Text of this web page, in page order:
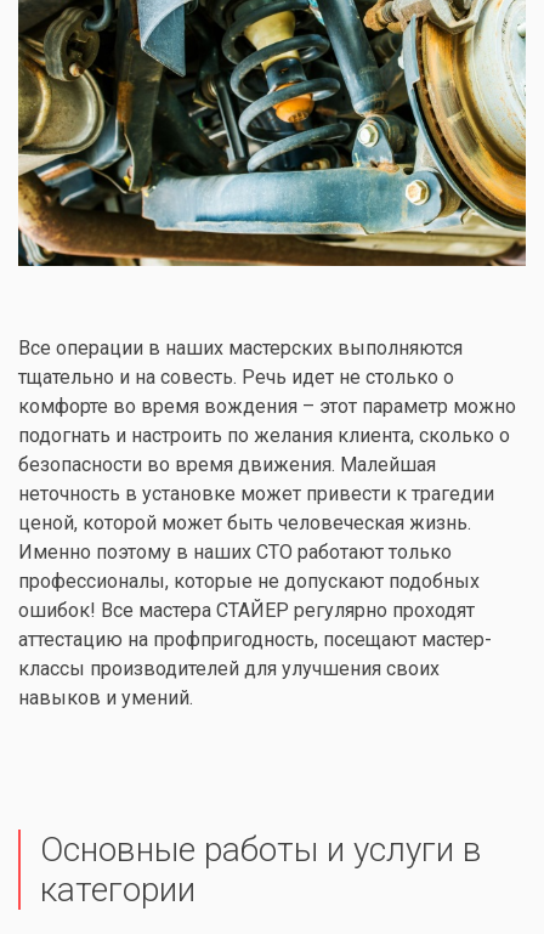
Все операции в наших мастерских выполняются
тщательно и на совесть. Речь идет не столько о
комфорте во время вождения – этот параметр можно
подогнать и настроить по желания клиента, сколько о
безопасности во время движения. Малейшая
неточность в установке может привести к трагедии
ценой, которой может быть человеческая жизнь.
Именно поэтому в наших СТО работают только
профессионалы, которые не допускают подобных
ошибок! Все мастера СТАЙЕР регулярно проходят
аттестацию на профпригодность, посещают мастер-
классы производителей для улучшения своих
навыков и умений.
Основные работы и услуги в
категории